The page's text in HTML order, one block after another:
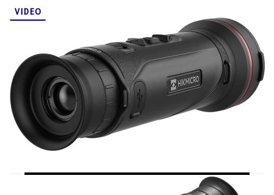
Sistemul HSIS (HikMicro Shutterless Image System):
Falcon 2.0 FQ50 funcționează fără obturator mecanic,
ceea ce înseamnă că imaginea nu se "îngheață" niciodată
pentru calibrare. Ajustarea este instantanee și complet
silențioasă, oferind un flux video continuu, fără click-uri
care ar putea trăda prezența utilizatorului.
Senzor Flagship 640x512:Cu un pixel pitch de12 µm ,
acest senzor permite o rază de detecție masivă de până
la2600 de metri
, transformând beznă totală într-un
peisaj detaliat.
Display OLED Full HD:Ecranul de 0.49 inch cu
rezoluție1920x1080p
culori vibrante în cele 6 palete disponibile (inclusiv
monocrom).
VIDEO